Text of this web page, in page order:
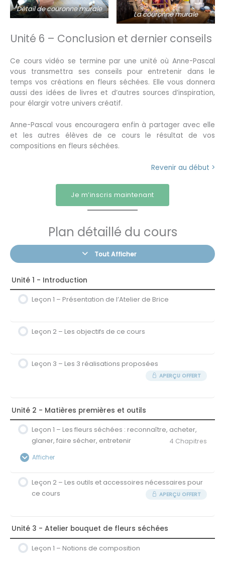
Détail de couronne murale
La couronne murale
Unité 6 – Conclusion et dernier conseils
Ce cours vidéo se termine par une unité où Anne-Pascal
vous transmettra ses conseils pour entretenir dans le
temps vos créations en fleurs séchées. Elle vous donnera
aussi des idées de livres et d’autres sources d’inspiration,
pour élargir votre univers créatif.
Anne-Pascal vous encouragera enfin à partager avec elle
et les autres élèves de ce cours le résultat de vos
compositions en fleurs séchées.
Revenir au début >
Je m’inscris maintenant
Plan détaillé du cours
Tout Afficher
Unité 1 - Introduction
Leçon 1 – Présentation de l’Atelier de Brice
Leçon 2 – Les objectifs de ce cours
Leçon 3 – Les 3 réalisations proposées
APERÇU OFFERT
Unité 2 - Matières premières et outils
Leçon 1 – Les fleurs séchées : reconnaître, acheter,
glaner, faire sécher, entretenir
4 Chapitres
Afficher
Contenu de la Leçon
0% Terminé
1A – Les différents types de fleurs séchées
Leçon 2 – Les outils et accessoires nécessaires pour
ce cours
APERÇU OFFERT
Unité 3 - Atelier bouquet de fleurs séchées
Leçon 1 – Notions de composition